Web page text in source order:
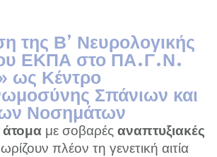
της Β’ Νευρολογικής
ΕΚΠΑ στο ΠΑ.Γ.Ν.
ως Κέντρο
Σπάνιων και
Νοσημάτων
άτομα με σοβαρές αναπτυξιακές
πλέον τη γενετική αιτία